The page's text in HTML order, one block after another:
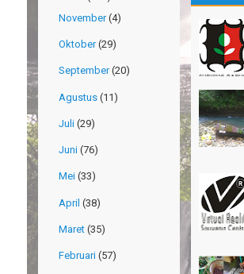
November(4)
Oktober(29)
September(20)
Agustus (11)
Juli (29)
Juni (76)
Mei (33)
April (38)
Maret (35)
Februari (57)
Matius
Ridwan -
Pokonya
Susi -
Thanks
Rian -
William -
TRIms
Jacky -